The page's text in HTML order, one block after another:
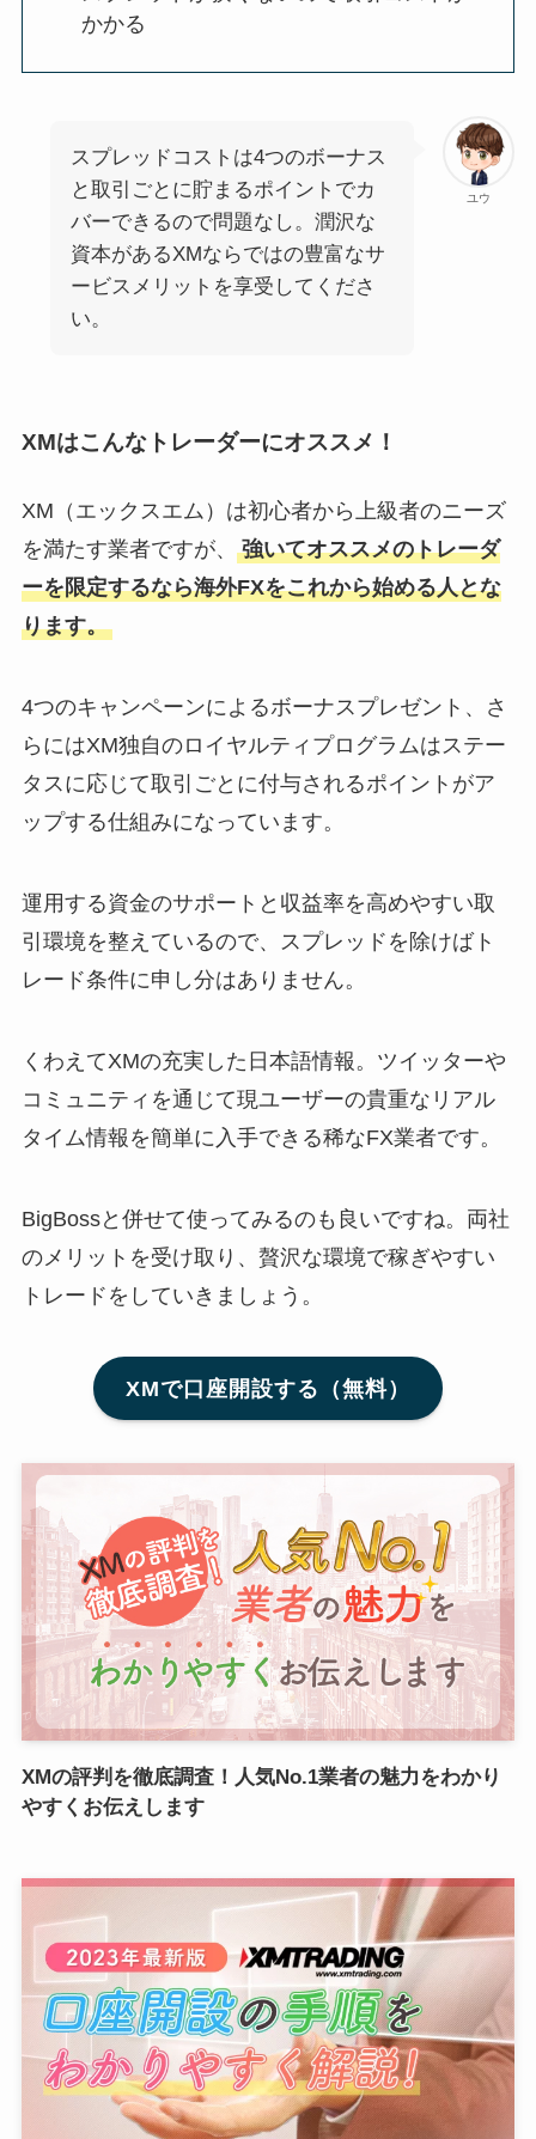
かかる
ユウ
スプレッドコストは4つのボーナス
と取引ごとに貯まるポイントでカ
バーできるので問題なし。潤沢な
資本があるXMならではの豊富なサ
ービスメリットを享受してくださ
い。
XMはこんなトレーダーにオススメ！
XM（エックスエム）は初心者から上級者のニーズ
を満たす業者ですが、
強いてオススメのトレーダ
ーを限定するなら海外FXをこれから始める人とな
ります。
4つのキャンペーンによるボーナスプレゼント、さ
らにはXM独自のロイヤルティプログラムはステー
タスに応じて取引ごとに付与されるポイントがア
ップする仕組みになっています。
運用する資金のサポートと収益率を高めやすい取
引環境を整えているので、スプレッドを除けばト
レード条件に申し分はありません。
くわえてXMの充実した日本語情報。ツイッターや
コミュニティを通じて現ユーザーの貴重なリアル
タイム情報を簡単に入手できる稀なFX業者です。
BigBossと併せて使ってみるのも良いですね。両社
のメリットを受け取り、贅沢な環境で稼ぎやすい
トレードをしていきましょう。
XMで口座開設する（無料）
XMの評判を徹底調査！人気No.1業者の魅力をわかり
やすくお伝えします